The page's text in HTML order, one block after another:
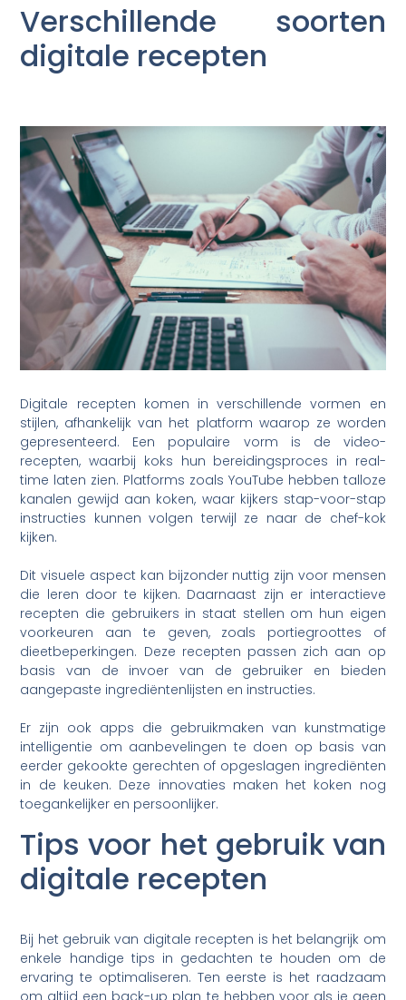
Verschillende soorten
digitale recepten
Digitale recepten komen in verschillende vormen en
stijlen, afhankelijk van het platform waarop ze worden
gepresenteerd. Een populaire vorm is de video-
recepten, waarbij koks hun bereidingsproces in real-
time laten zien. Platforms zoals YouTube hebben talloze
kanalen gewijd aan koken, waar kijkers stap-voor-stap
instructies kunnen volgen terwijl ze naar de chef-kok
kijken.
Dit visuele aspect kan bijzonder nuttig zijn voor mensen
die leren door te kijken. Daarnaast zijn er interactieve
recepten die gebruikers in staat stellen om hun eigen
voorkeuren aan te geven, zoals portiegroottes of
dieetbeperkingen. Deze recepten passen zich aan op
basis van de invoer van de gebruiker en bieden
aangepaste ingrediëntenlijsten en instructies.
Er zijn ook apps die gebruikmaken van kunstmatige
intelligentie om aanbevelingen te doen op basis van
eerder gekookte gerechten of opgeslagen ingrediënten
in de keuken. Deze innovaties maken het koken nog
toegankelijker en persoonlijker.
Tips voor het gebruik van
digitale recepten
Bij het gebruik van digitale recepten is het belangrijk om
enkele handige tips in gedachten te houden om de
ervaring te optimaliseren. Ten eerste is het raadzaam
om altijd een back-up plan te hebben voor als je geen